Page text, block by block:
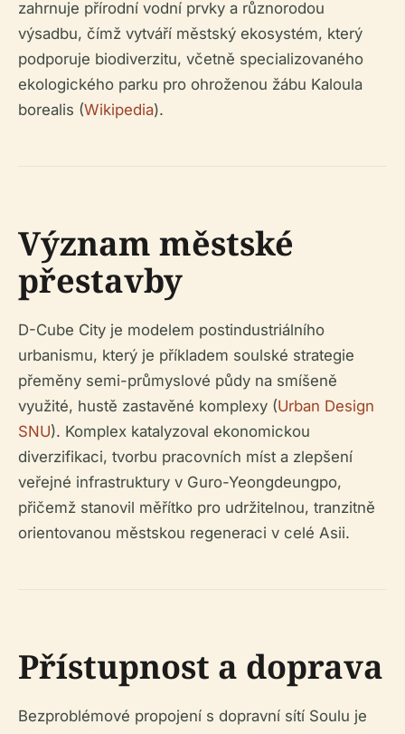
zahrnuje přírodní vodní prvky a různorodou
výsadbu, čímž vytváří městský ekosystém, který
podporuje biodiverzitu, včetně specializovaného
ekologického parku pro ohroženou žábu Kaloula
borealis (Wikipedia).
Význam městské
přestavby
D-Cube City je modelem postindustriálního
urbanismu, který je příkladem soulské strategie
přeměny semi-průmyslové půdy na smíšeně
využité, hustě zastavěné komplexy (Urban Design
SNU). Komplex katalyzoval ekonomickou
diverzifikaci, tvorbu pracovních míst a zlepšení
veřejné infrastruktury v Guro-Yeongdeungpo,
přičemž stanovil měřítko pro udržitelnou, tranzitně
orientovanou městskou regeneraci v celé Asii.
Přístupnost a doprava
Bezproblémové propojení s dopravní sítí Soulu je